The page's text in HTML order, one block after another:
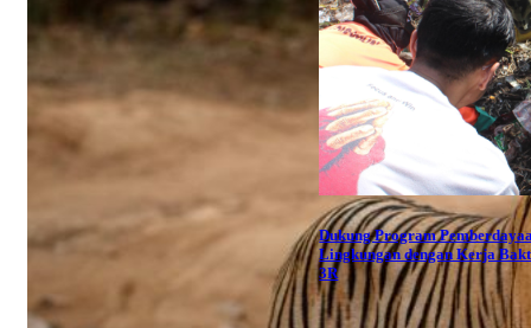
Dukung Program
Lingkungan dengan Kerja
3R